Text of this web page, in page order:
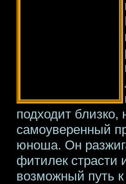
подходит близко,
самоуверенный
юноша. Он
фитилек страсти
возможный путь